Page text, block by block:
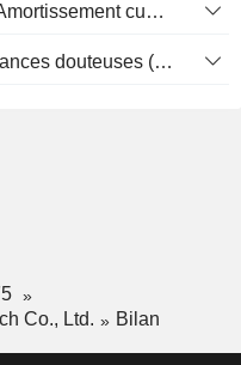
Actifs loués en crédit-bail - Amortissement cumulé
Provision cumulée pour créances douteuses (Supple)
Co., Ltd.
Bilan